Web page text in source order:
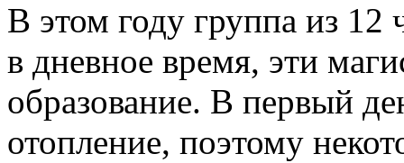
В этом году группа из 12
в дневное время, эти
образование. В первый
отопление, поэтому